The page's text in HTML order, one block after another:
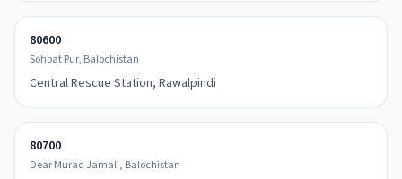
80600
Sohbat Pur, Balochistan
Central Rescue Station, Rawalpindi
80700
Dear Murad Jamali, Balochistan